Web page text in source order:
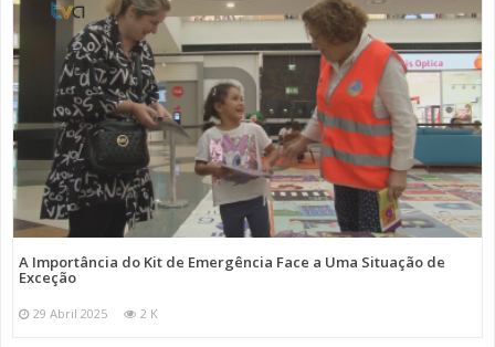
A Importância do Kit de Emergência Face a Uma Situação de
Exceção
29 Abril 2025 2 K